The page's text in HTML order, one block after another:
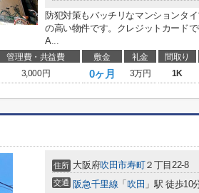
防犯対策もバッチリなマンションタ
の高い物件です。クレジットカード
A...
管理費・共益費 敷金 礼金 間取り
3,000円 0ヶ月 3万円 1K
住所 大阪府吹田市寿町２丁目22-8
交通 阪急千里線 「 吹田 」駅 徒歩10